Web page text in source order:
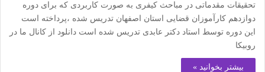
تحقیقات مقدماتی در مباحث کیفری به صورت کاربردی که برای دوره
دوازدهم کارآموزان قضایی استان اصفهان تدریس شده ،پرداخته است
این دوره توسط استاد دکتر عابدی تدریس شده است دانلود از کانال ما در
روبیکا
بیشتر بخوانید »